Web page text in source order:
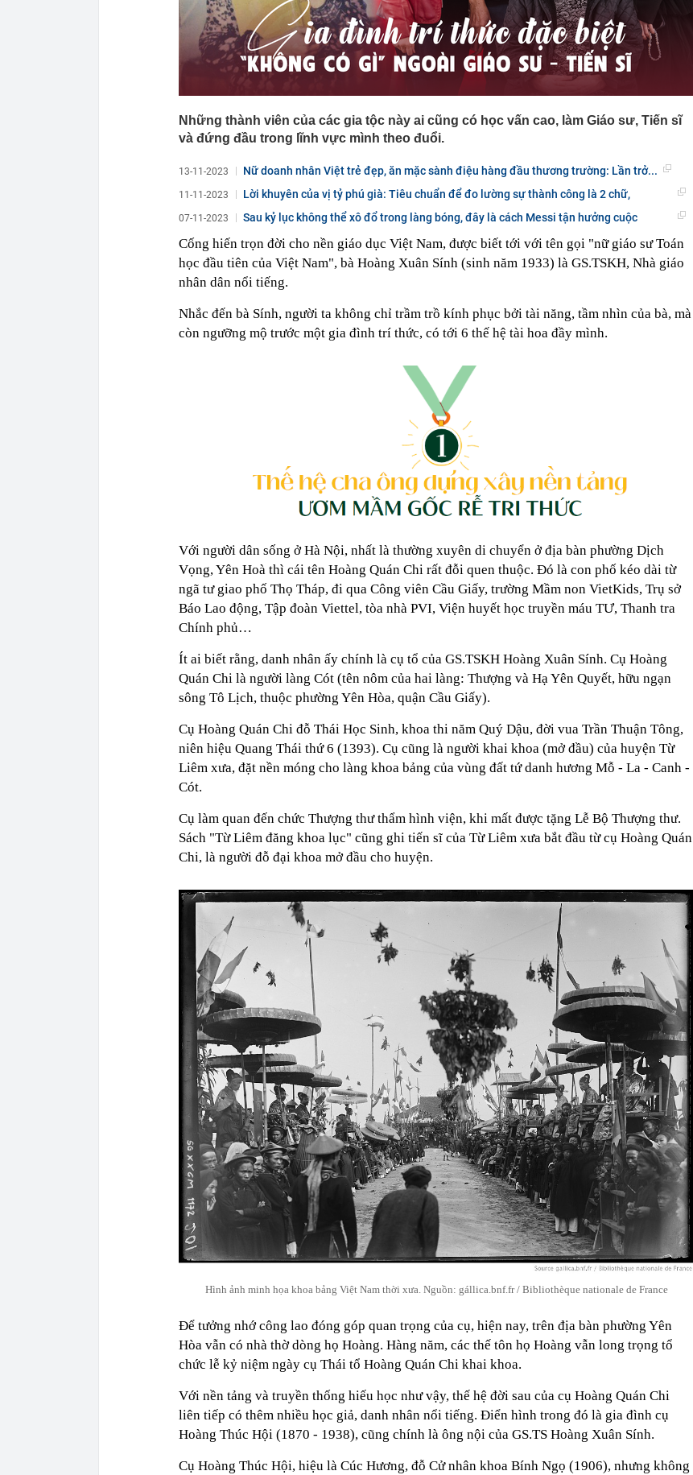
Những thành viên của các gia tộc này ai cũng có học vấn cao, làm Giáo sư, Tiến sĩ
và đứng đầu trong lĩnh vực mình theo đuổi.
13-11-2023 Nữ doanh nhân Việt trẻ đẹp, ăn mặc sành điệu hàng đầu thương trường: Lần trở...
11-11-2023
Lời khuyên của vị tỷ phú già: Tiêu chuẩn để đo lường sự thành công là 2 chữ,
07-11-2023
Sau kỷ lục không thể xô đổ trong làng bóng, đây là cách Messi tận hưởng cuộc
Cống hiến trọn đời cho nền giáo dục Việt Nam, được biết tới với tên gọi "nữ giáo sư Toán
học đầu tiên của Việt Nam", bà Hoàng Xuân Sính (sinh năm 1933) là GS.TSKH, Nhà giáo
nhân dân nổi tiếng.
Nhắc đến bà Sính, người ta không chỉ trầm trồ kính phục bởi tài năng, tầm nhìn của bà, mà
còn ngưỡng mộ trước một gia đình trí thức, có tới 6 thế hệ tài hoa đầy mình.
Với người dân sống ở Hà Nội, nhất là thường xuyên di chuyển ở địa bàn phường Dịch
Vọng, Yên Hoà thì cái tên Hoàng Quán Chi rất đỗi quen thuộc. Đó là con phố kéo dài từ
ngã tư giao phố Thọ Tháp, đi qua Công viên Cầu Giấy, trường Mầm non VietKids, Trụ sở
Báo Lao động, Tập đoàn Viettel, tòa nhà PVI, Viện huyết học truyền máu TƯ, Thanh tra
Chính phủ…
Ít ai biết rằng, danh nhân ấy chính là cụ tổ của GS.TSKH Hoàng Xuân Sính. Cụ Hoàng
Quán Chi là người làng Cót (tên nôm của hai làng: Thượng và Hạ Yên Quyết, hữu ngạn
sông Tô Lịch, thuộc phường Yên Hòa, quận Cầu Giấy).
Cụ Hoàng Quán Chi đỗ Thái Học Sinh, khoa thi năm Quý Dậu, đời vua Trần Thuận Tông,
niên hiệu Quang Thái thứ 6 (1393). Cụ cũng là người khai khoa (mở đầu) của huyện Từ
Liêm xưa, đặt nền móng cho làng khoa bảng của vùng đất tứ danh hương Mỗ - La - Canh -
Cót.
Cụ làm quan đến chức Thượng thư thẩm hình viện, khi mất được tặng Lễ Bộ Thượng thư.
Sách "Từ Liêm đăng khoa lục" cũng ghi tiến sĩ của Từ Liêm xưa bắt đầu từ cụ Hoàng Quán
Chi, là người đỗ đại khoa mở đầu cho huyện.
Hình ảnh minh họa khoa bảng Việt Nam thời xưa. Nguồn: gállica.bnf.fr / Bibliothèque nationale de France
Để tưởng nhớ công lao đóng góp quan trọng của cụ, hiện nay, trên địa bàn phường Yên
Hòa vẫn có nhà thờ dòng họ Hoàng. Hàng năm, các thế tôn họ Hoàng vẫn long trọng tổ
chức lễ kỷ niệm ngày cụ Thái tổ Hoàng Quán Chi khai khoa.
Với nền tảng và truyền thống hiếu học như vậy, thế hệ đời sau của cụ Hoàng Quán Chi
liên tiếp có thêm nhiều học giả, danh nhân nổi tiếng. Điển hình trong đó là gia đình cụ
Hoàng Thúc Hội (1870 - 1938), cũng chính là ông nội của GS.TS Hoàng Xuân Sính.
Cụ Hoàng Thúc Hội, hiệu là Cúc Hương, đỗ Cử nhân khoa Bính Ngọ (1906), nhưng không